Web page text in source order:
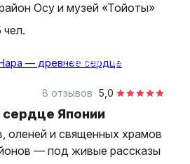
Осу и музей «Тойоты»
чел.
7 часов
пешком
5,0
8 отзывов
Японии
оленей и священных храмов
— под живые рассказы